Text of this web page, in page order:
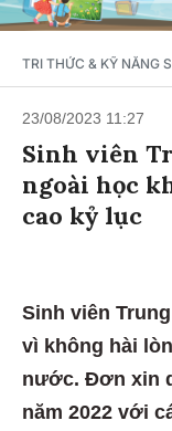
TRI THỨC & KỸ NĂNG
23/08/2023 11:27
Sinh viên
ngoài học
cao kỷ lục
Sinh viên
vì không hài
nước. Đơn xin
năm 2022 với